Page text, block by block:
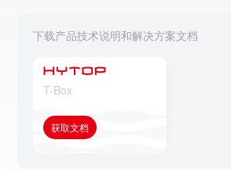
下载产品技术说明和解决方案文档
T-Box
获取文档